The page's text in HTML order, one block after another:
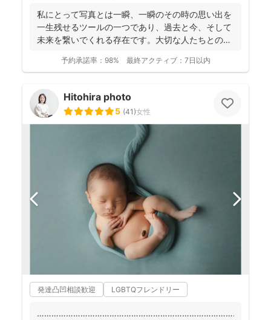
私にとって写真とは一瞬、一瞬のその時の思い出を
一生残せるツールの一つであり、過去と今、そして
未来を繋いでくれる存在です。大切な人たちとの写
予約承諾率： 98% 最終アクティブ： 7日以内
Hitohira photo
5 (41)女性
発達凸凹相談歓迎 LGBTQフレンドリー
………………………………………………………………………………